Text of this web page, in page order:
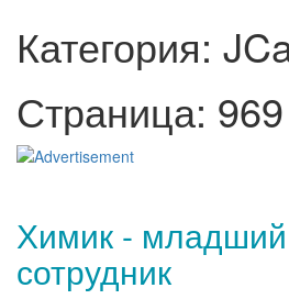
Категория:
Страница: 969
Химик -
сотрудник